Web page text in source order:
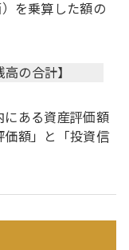
を乗算した額の
の合計】
にある資産評価額
価額」と「投資信